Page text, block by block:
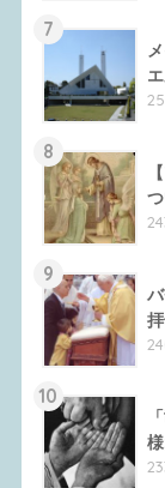
7
8
9
10